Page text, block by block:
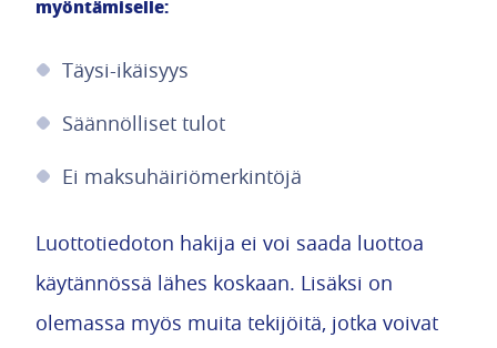
myöntämiselle:
Täysi-ikäisyys
Säännölliset tulot
Ei maksuhäiriömerkintöjä
Luottotiedoton hakija ei voi saada luottoa
käytännössä lähes koskaan. Lisäksi on
olemassa myös muita tekijöitä, jotka voivat